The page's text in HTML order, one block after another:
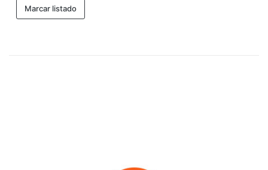
Marcar listado